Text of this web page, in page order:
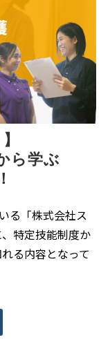
ら学ぶ
る「株式会社ス
特定技能制度か
る内容となって